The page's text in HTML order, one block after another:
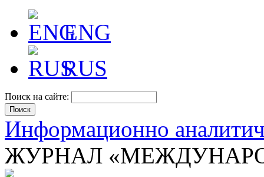
ENG
RUS
Поиск на сайте:
Информационно
ЖУРНАЛ